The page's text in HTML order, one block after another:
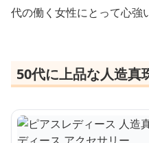
代の働く女性にとって心強
50代に上品な人造真